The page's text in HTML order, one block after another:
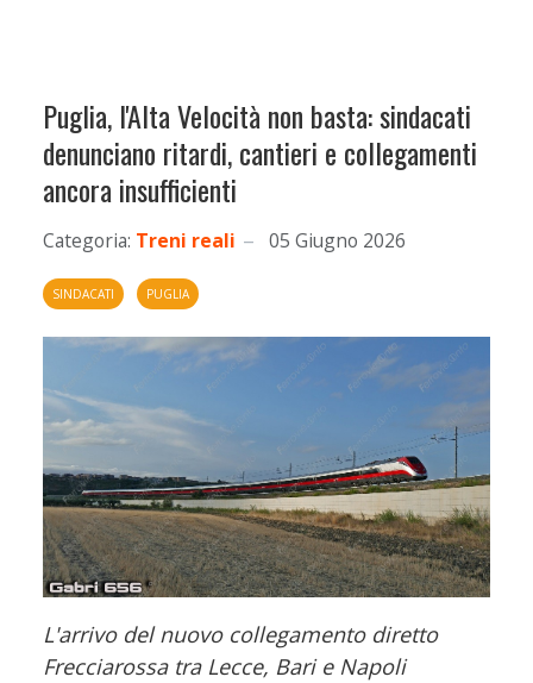
Puglia, l'Alta Velocità non basta: sindacati
denunciano ritardi, cantieri e collegamenti
ancora insufficienti
Categoria: Treni reali 05 Giugno 2026
SINDACATI PUGLIA
L'arrivo del nuovo collegamento diretto
Frecciarossa tra Lecce, Bari e Napoli